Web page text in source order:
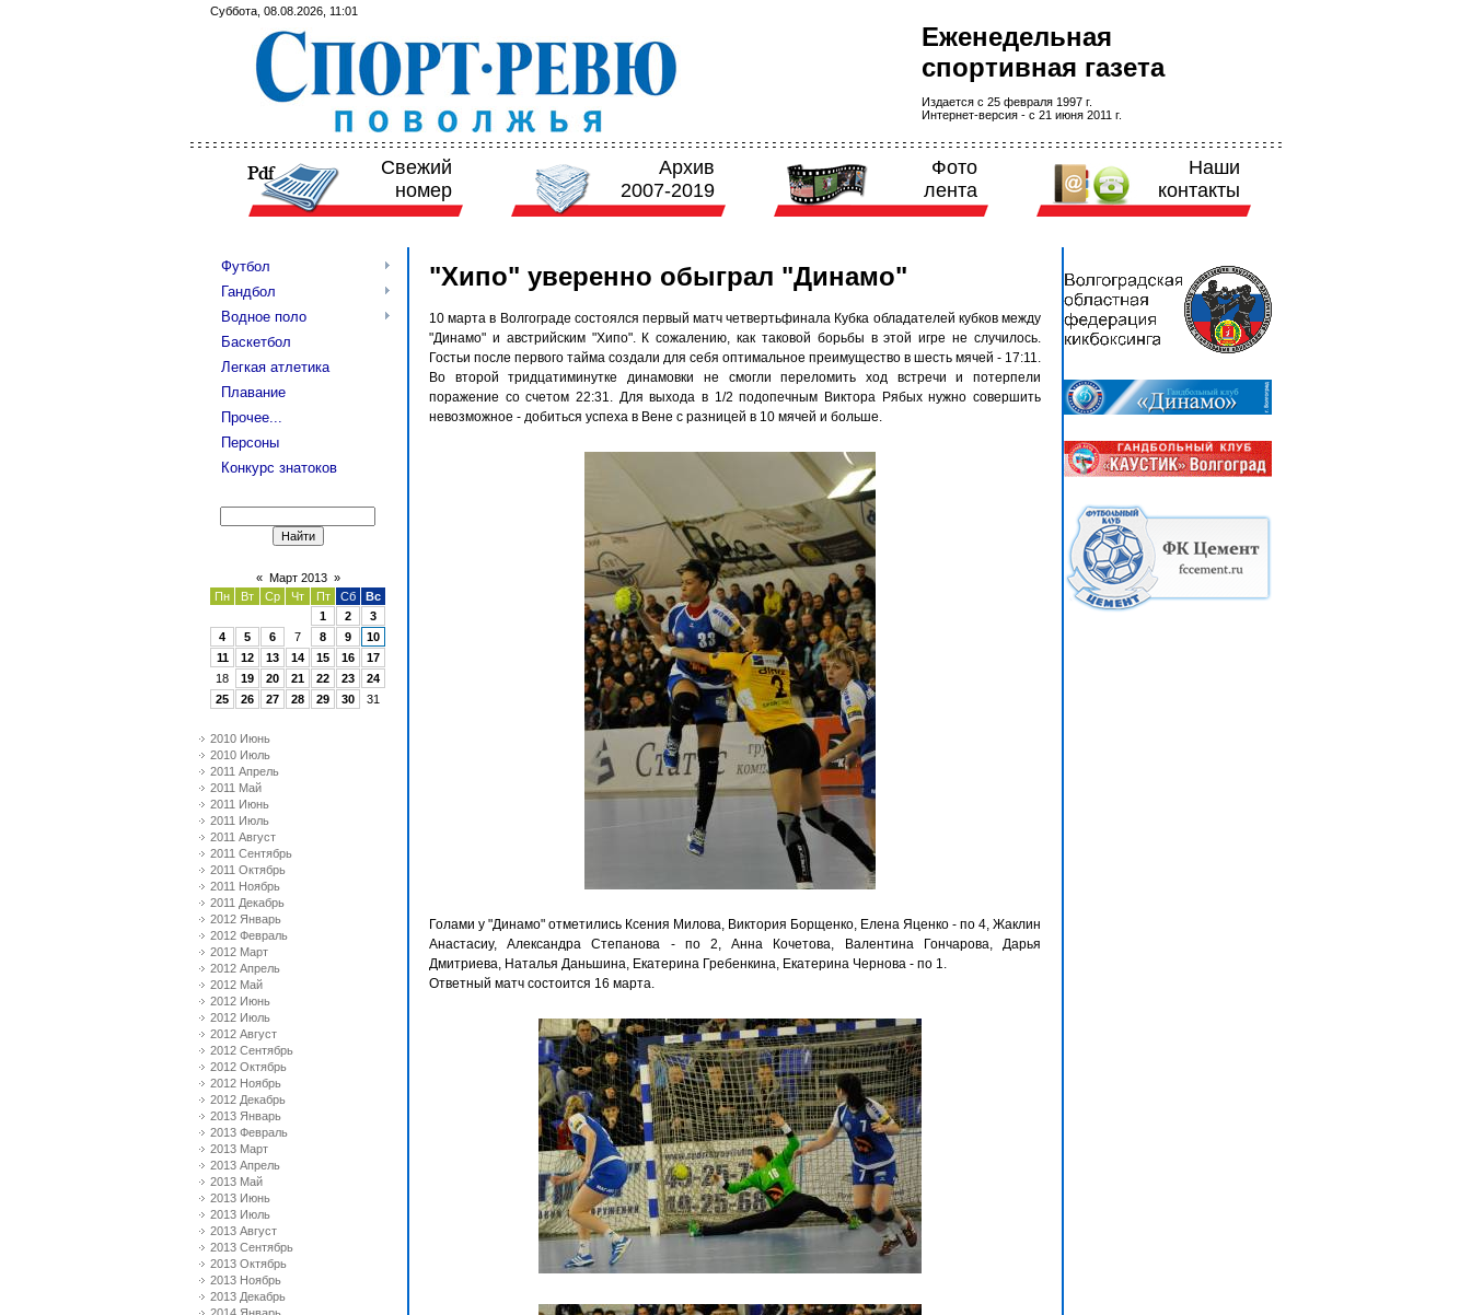
Суббота, 08.08.2026, 11:01
Еженедельная
спортивная газета
Издается с 25 февраля 1997 г.
Интернет-версия - с 21 июня 2011 г.
Свежий
номер
Архив
2007-2019
Фото
лента
Наши
контакты
Футбол
Гандбол
Водное поло
Баскетбол
Легкая атлетика
Плавание
Прочее...
Персоны
Конкурс знатоков
« Март 2013 »
Пн
Вт Ср Чт Пт Сб
Вс
1
2
3
4
5 6 7 8 9
10
11
12 13 14 15 16
17
18
19 20 21 22 23
24
25
26 27 28 29 30 31
2010 Июнь
2010 Июль
2011 Апрель
2011 Май
2011 Июнь
2011 Июль
2011 Август
2011 Сентябрь
2011 Октябрь
2011 Ноябрь
2011 Декабрь
2012 Январь
2012 Февраль
2012 Март
2012 Апрель
2012 Май
2012 Июнь
2012 Июль
2012 Август
2012 Сентябрь
2012 Октябрь
2012 Ноябрь
2012 Декабрь
2013 Январь
2013 Февраль
2013 Март
2013 Апрель
2013 Май
2013 Июнь
2013 Июль
2013 Август
2013 Сентябрь
2013 Октябрь
2013 Ноябрь
2013 Декабрь
"Хипо" уверенно обыграл "Динамо"
10 марта в Волгограде состоялся первый матч четвертьфинала Кубка обладателей кубков между
"Динамо" и австрийским "Хипо". К сожалению, как таковой борьбы в этой игре не случилось.
Гостьи после первого тайма создали для себя оптимальное преимущество в шесть мячей - 17:11.
Во второй тридцатиминутке динамовки не смогли переломить ход встречи и потерпели
поражение со счетом 22:31. Для выхода в 1/2 подопечным Виктора Рябых нужно совершить
невозможное - добиться успеха в Вене с разницей в 10 мячей и больше.
Голами у "Динамо" отметились Ксения Милова, Виктория Борщенко, Елена Яценко - по 4, Жаклин
Анастасиу, Александра Степанова - по 2, Анна Кочетова, Валентина Гончарова, Дарья
Дмитриева, Наталья Даньшина, Екатерина Гребенкина, Екатерина Чернова - по 1.
Ответный матч состоится 16 марта.